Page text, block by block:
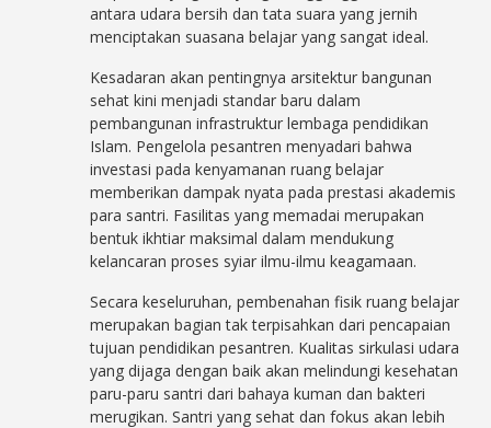
antara udara bersih dan tata suara yang jernih
menciptakan suasana belajar yang sangat ideal.
Kesadaran akan pentingnya arsitektur bangunan
sehat kini menjadi standar baru dalam
pembangunan infrastruktur lembaga pendidikan
Islam. Pengelola pesantren menyadari bahwa
investasi pada kenyamanan ruang belajar
memberikan dampak nyata pada prestasi akademis
para santri. Fasilitas yang memadai merupakan
bentuk ikhtiar maksimal dalam mendukung
kelancaran proses syiar ilmu-ilmu keagamaan.
Secara keseluruhan, pembenahan fisik ruang belajar
merupakan bagian tak terpisahkan dari pencapaian
tujuan pendidikan pesantren. Kualitas sirkulasi udara
yang dijaga dengan baik akan melindungi kesehatan
paru-paru santri dari bahaya kuman dan bakteri
merugikan. Santri yang sehat dan fokus akan lebih